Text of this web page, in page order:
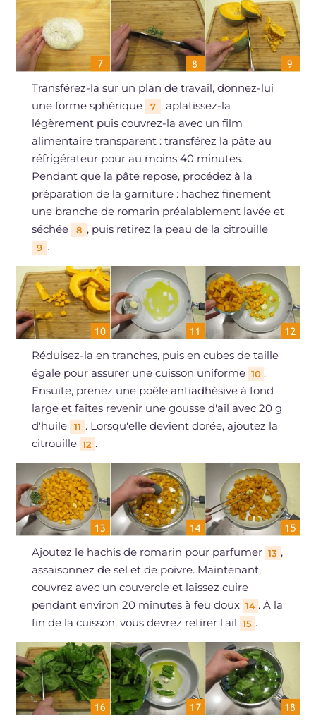
Transférez-la sur un plan de travail, donnez-lui
une forme sphérique
7 , aplatissez-la
légèrement puis couvrez-la avec un film
alimentaire transparent : transférez la pâte au
réfrigérateur pour au moins 40 minutes.
Pendant que la pâte repose, procédez à la
préparation de la garniture : hachez finement
une branche de romarin préalablement lavée et
séchée
8 , puis retirez la peau de la citrouille
9 .
Réduisez-la en tranches, puis en cubes de taille
égale pour assurer une cuisson uniforme 10 .
Ensuite, prenez une poêle antiadhésive à fond
large et faites revenir une gousse d'ail avec 20 g
d'huile
11 . Lorsqu'elle devient dorée, ajoutez la
citrouille 12 .
Ajoutez le hachis de romarin pour parfumer 13 ,
assaisonnez de sel et de poivre. Maintenant,
couvrez avec un couvercle et laissez cuire
pendant environ 20 minutes à feu doux 14 . À la
fin de la cuisson, vous devrez retirer l'ail 15 .